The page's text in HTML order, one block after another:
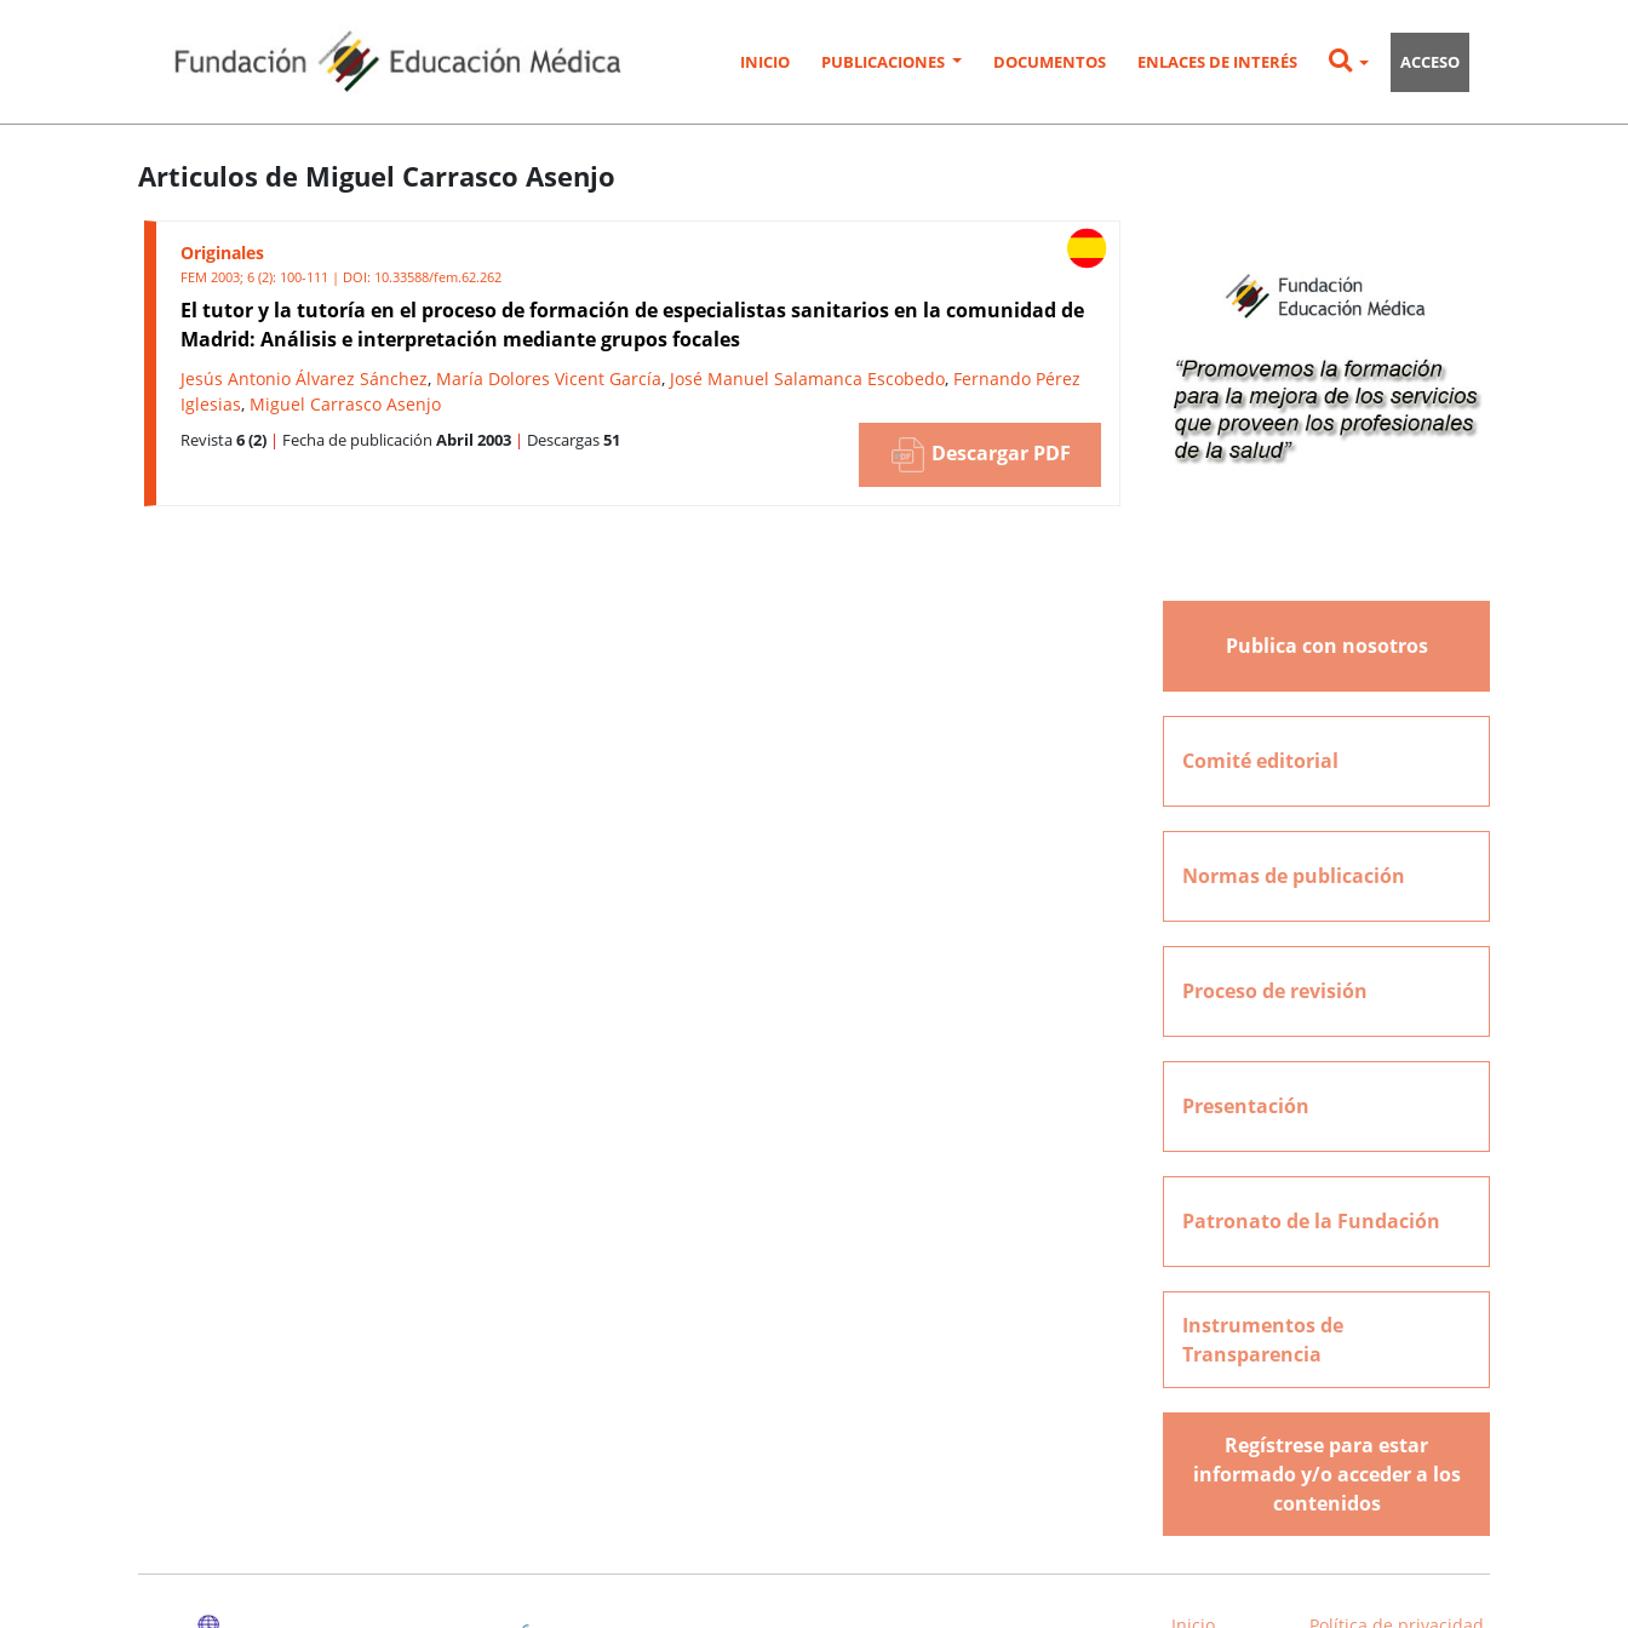
INICIO PUBLICACIONES DOCUMENTOS ENLACES DE INTERÉS ACCESO
Articulos de Miguel Carrasco Asenjo
Originales
FEM 2003; 6 (2): 100-111 | DOI: 10.33588/fem.62.262
El tutor y la tutoría en el proceso de formación de especialistas sanitarios en la comunidad de
Madrid: Análisis e interpretación mediante grupos focales
Jesús Antonio Álvarez Sánchez, María Dolores Vicent García, José Manuel Salamanca Escobedo, Fernando Pérez
Iglesias, Miguel Carrasco Asenjo
Revista6 (2) | Fecha de publicación Abril 2003 | Descargas51 Descargar PDF
Publica con nosotros
Comité editorial
Normas de publicación
Proceso de revisión
Presentación
Patronato de la Fundación
Instrumentos de
Transparencia
Regístrese para estar
informado y/o acceder a los
contenidos